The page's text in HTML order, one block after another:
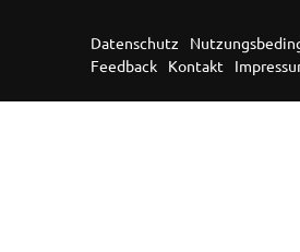
Datenschutz
Feedback
Kontakt